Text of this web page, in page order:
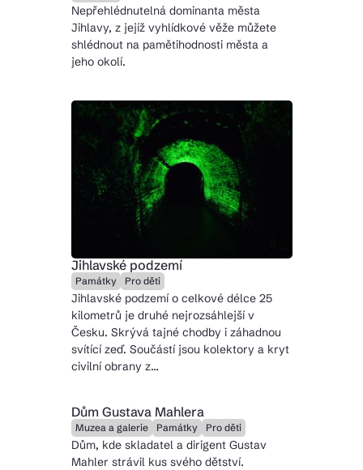
Nepřehlédnutelná dominanta města
Jihlavy, z jejíž vyhlídkové věže můžete
shlédnout na pamětihodnosti města a
jeho okolí.
Jihlavské podzemí
Památky Pro děti
Jihlavské podzemí o celkové délce 25
kilometrů je druhé nejrozsáhlejší v
Česku. Skrývá tajné chodby i záhadnou
svítící zeď. Součástí jsou kolektory a kryt
civilní obrany z…
Dům Gustava Mahlera
Muzea a galerie Památky Pro děti
Dům, kde skladatel a dirigent Gustav
Mahler strávil kus svého dětství.